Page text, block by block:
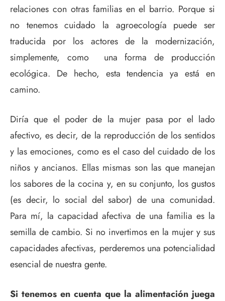
relaciones con otras familias en el barrio. Porque si
no tenemos cuidado la agroecología puede ser
traducida por los actores de la modernización,
simplemente, como una forma de producción
ecológica. De hecho, esta tendencia ya está en
camino.
Diría que el poder de la mujer pasa por el lado
afectivo, es decir, de la reproducción de los sentidos
y las emociones, como es el caso del cuidado de los
niños y ancianos. Ellas mismas son las que manejan
los sabores de la cocina y, en su conjunto, los gustos
(es decir, lo social del sabor) de una comunidad.
Para mí, la capacidad afectiva de una familia es la
semilla de cambio. Si no invertimos en la mujer y sus
capacidades afectivas, perderemos una potencialidad
esencial de nuestra gente.
Si tenemos en cuenta que la alimentación juega